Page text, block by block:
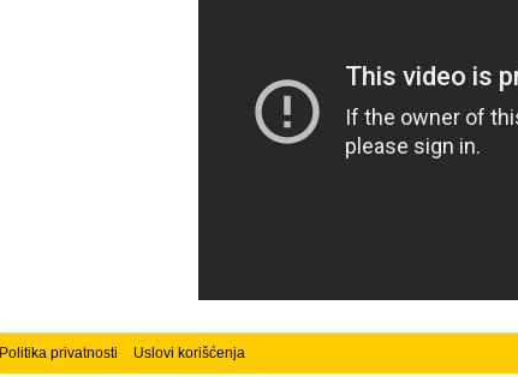
Politika privatnosti Uslovi korišćenja